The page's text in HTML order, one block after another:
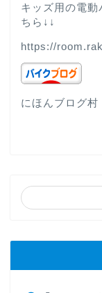
キッズ用の電動
ちら↓↓
https://
にほんブログ村